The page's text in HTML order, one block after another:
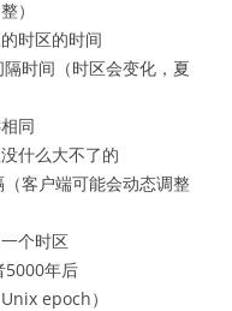
）
时区的时间
时间（时区会变化，夏
同
什么大不了的
客户端可能会动态调整
个时区
5000年后
epoch）